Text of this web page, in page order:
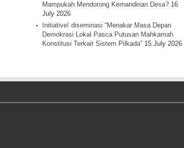
Mampukah Mendorong Kemandirian Desa? 16
July 2026
Initiative! diseminasi “Menakar Masa Depan
Demokrasi Lokal Pasca Putusan Mahkamah
Konstitusi Terkait Sistem Pilkada” 15 July 2026